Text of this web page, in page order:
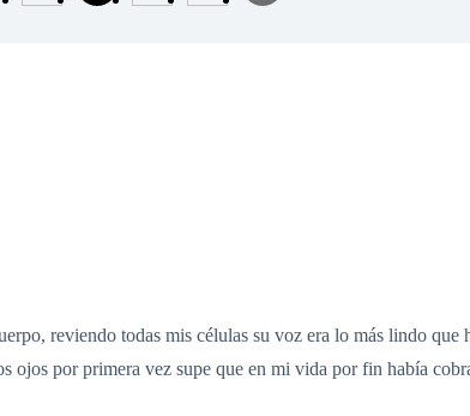
reviendo todas mis células su voz era lo más lindo que
ojos por primera vez supe que en mi vida por fin había